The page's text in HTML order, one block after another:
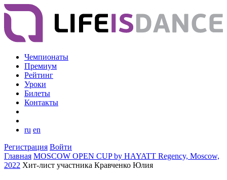
Чемпионаты
Премиум
Рейтинг
Уроки
Билеты
Контакты
ru en
Регистрация Войти
Главная MOSCOW OPEN CUP by HAYATT Regency, Moscow,
2022 Хит-лист участника Кравченко Юлия